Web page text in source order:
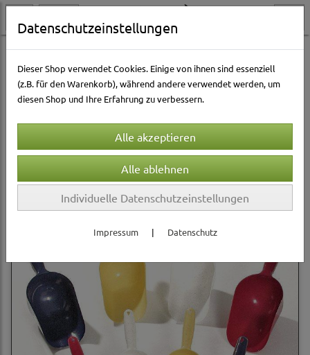
Katzenwelt Toiletten & Katzenstreu Toiletten-Zubehör
Sortierung wählen
Datenschutzeinstellungen
Dieser Shop verwendet Cookies. Einige von ihnen sind essenziell
(z.B. für den Warenkorb), während andere verwendet werden, um
diesen Shop und Ihre Erfahrung zu verbessern.
Individuelle Datenschutzeinstellungen
Impressum | Datenschutz